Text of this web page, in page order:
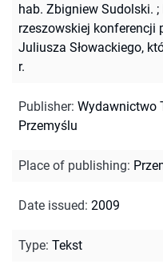
hab. Zbigniew Sudolski. ;
rzeszowskiej konferencji
Juliusza Słowackiego,
r.
Publisher: Wydawnictwo
Przemyślu
Place of publishing:
Date issued: 2009
Type: Tekst